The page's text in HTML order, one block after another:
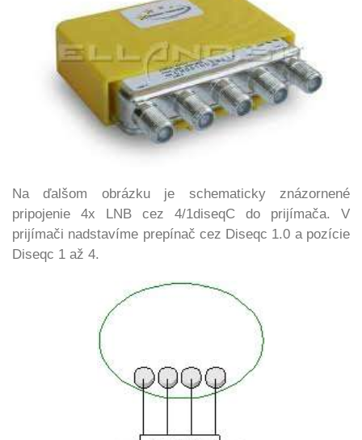
Na ďalšom obrázku je schematicky znázornené
pripojenie 4x LNB cez 4/1diseqC do prijímača. V
prijímači nadstavíme prepínač cez Diseqc 1.0 a pozície
Diseqc 1 až 4.